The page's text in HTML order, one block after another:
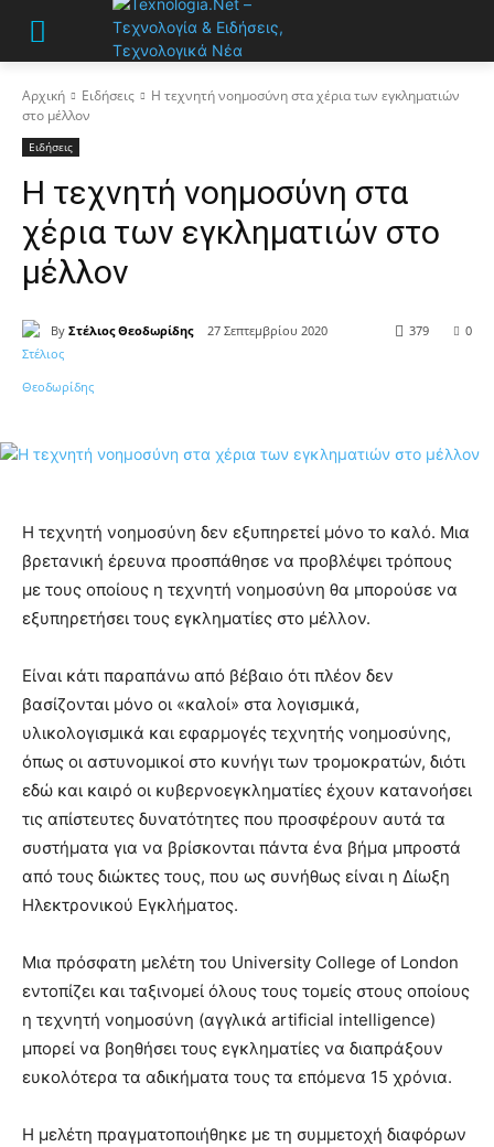
Αρχική Ειδήσεις
Η τεχνητή νοημοσύνη στα χέρια των εγκληματιών
στο μέλλον
Ειδήσεις
Η τεχνητή νοημοσύνη στα
χέρια των εγκληματιών στο
μέλλον
By Στέλιος Θεοδωρίδης 27 Σεπτεμβρίου 2020 0
379
Η τεχνητή νοημοσύνη δεν εξυπηρετεί μόνο το καλό. Μια
βρετανική έρευνα προσπάθησε να προβλέψει τρόπους
με τους οποίους η τεχνητή νοημοσύνη θα μπορούσε να
εξυπηρετήσει τους εγκληματίες στο μέλλον.
Είναι κάτι παραπάνω από βέβαιο ότι πλέον δεν
βασίζονται μόνο οι «καλοί» στα λογισμικά,
υλικολογισμικά και εφαρμογές τεχνητής νοημοσύνης,
όπως οι αστυνομικοί στο κυνήγι των τρομοκρατών, διότι
εδώ και καιρό οι κυβερνοεγκληματίες έχουν κατανοήσει
τις απίστευτες δυνατότητες που προσφέρουν αυτά τα
συστήματα για να βρίσκονται πάντα ένα βήμα μπροστά
από τους διώκτες τους, που ως συνήθως είναι η Δίωξη
Ηλεκτρονικού Εγκλήματος.
Μια πρόσφατη μελέτη του University College of London
εντοπίζει και ταξινομεί όλους τους τομείς στους οποίους
η τεχνητή νοημοσύνη (αγγλικά artificial intelligence)
μπορεί να βοηθήσει τους εγκληματίες να διαπράξουν
ευκολότερα τα αδικήματα τους τα επόμενα 15 χρόνια.
Η μελέτη πραγματοποιήθηκε με τη συμμετοχή διαφόρων